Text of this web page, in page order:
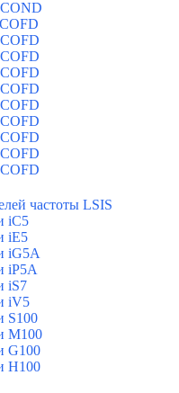
частоты LSIS
iC5
iE5
iG5A
iP5A
iS7
iV5
S100
M100
G100
H100